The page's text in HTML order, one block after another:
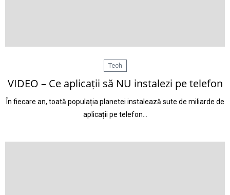
Tech
VIDEO – Ce aplicații să NU instalezi pe telefon
În fiecare an, toată populația planetei instalează sute de miliarde de
aplicații pe telefon…